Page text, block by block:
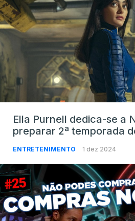
Ella Purnell dedica-se a
preparar 2ª temporada
ENTRETENIMENTO 1 dez 2024